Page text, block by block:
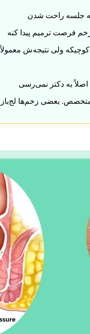
یه جلسه راحت شدن
فرصت ترمیم پیدا کنه
ولی نتیجه‌ش معمولاً
به دکتر نمی‌رسی
متخصص. بعضی زخم‌ها